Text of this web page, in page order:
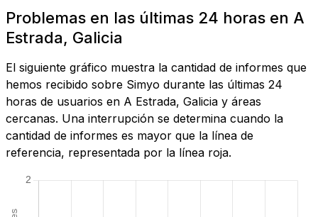
Problemas en las últimas 24 horas en A
Estrada, Galicia
El siguiente gráfico muestra la cantidad de informes que
hemos recibido sobre Simyo durante las últimas 24
horas de usuarios en A Estrada, Galicia y áreas
cercanas. Una interrupción se determina cuando la
cantidad de informes es mayor que la línea de
referencia, representada por la línea roja.